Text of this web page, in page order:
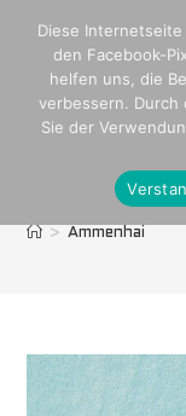
springen
Ammenhai
> Ammenhai
Diese
den Facebook-
helfen uns, die
verbessern. Durch
Sie der